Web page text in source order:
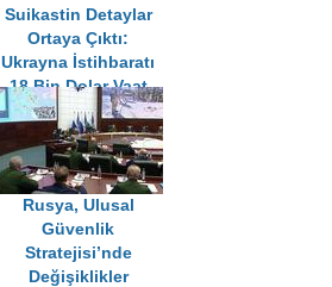
Suikastin Detaylar
Ortaya Çıktı:
Ukrayna İstihbaratı
18 Bin Dolar Vaat
Etmiş
Rusya, Ulusal
Güvenlik
Stratejisi’nde
Değişiklikler